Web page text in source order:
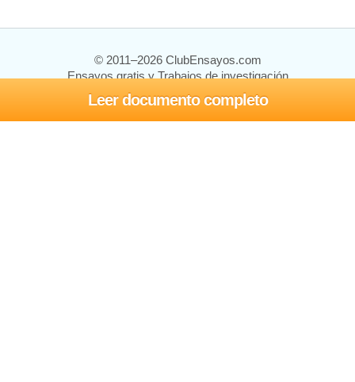
Leer documento completo
© 2011–2026 ClubEnsayos.com
Ensayos gratis y Trabajos de investigación